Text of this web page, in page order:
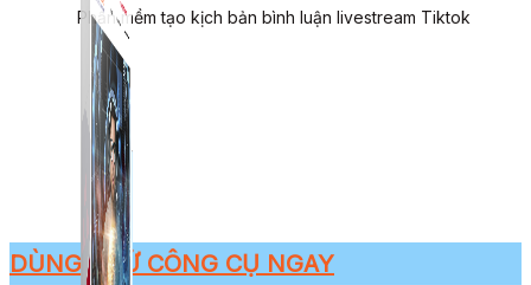
Phần mềm tạo kịch bản bình luận livestream Tiktok
DÙNG THỬ CÔNG CỤ NGAY